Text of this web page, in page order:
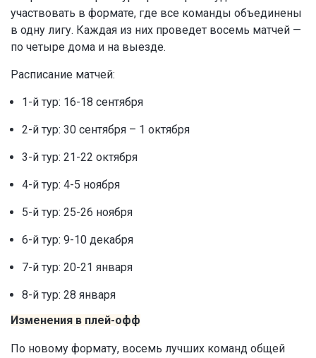
участвовать в формате, где все команды объединены
в одну лигу. Каждая из них проведет восемь матчей —
по четыре дома и на выезде.
Расписание матчей:
1-й тур: 16-18 сентября
2-й тур: 30 сентября – 1 октября
3-й тур: 21-22 октября
4-й тур: 4-5 ноября
5-й тур: 25-26 ноября
6-й тур: 9-10 декабря
7-й тур: 20-21 января
8-й тур: 28 января
Изменения в плей-офф
По новому формату, восемь лучших команд общей